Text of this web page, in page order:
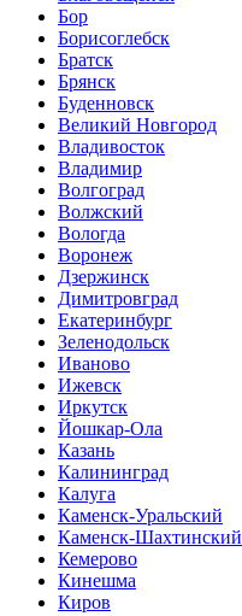
Бор
Борисоглебск
Братск
Брянск
Буденновск
Великий Новгород
Владивосток
Владимир
Волгоград
Волжский
Вологда
Воронеж
Дзержинск
Димитровград
Екатеринбург
Зеленодольск
Иваново
Ижевск
Иркутск
Йошкар-Ола
Казань
Калининград
Калуга
Каменск-Уральский
Каменск-Шахтинский
Кемерово
Кинешма
Киров